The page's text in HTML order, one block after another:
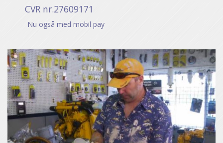
CVR nr.27609171
Nu også med mobil pay